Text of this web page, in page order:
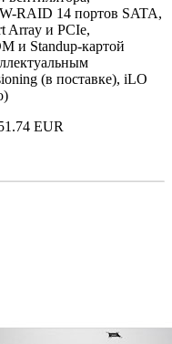
RAID 14 портов SATA,
Array и PCIe,
и Standup-картой
(в поставке), iLO
EUR